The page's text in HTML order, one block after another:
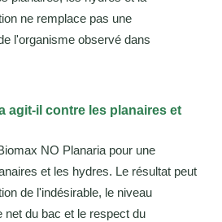
ne remplace pas une
l'organisme observé dans
agit-il contre les planaires et
NO Planaria pour une
et les hydres. Le résultat peut
de l'indésirable, le niveau
net du bac et le respect du